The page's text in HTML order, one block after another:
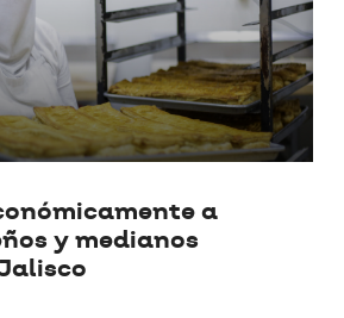
a
y medianos